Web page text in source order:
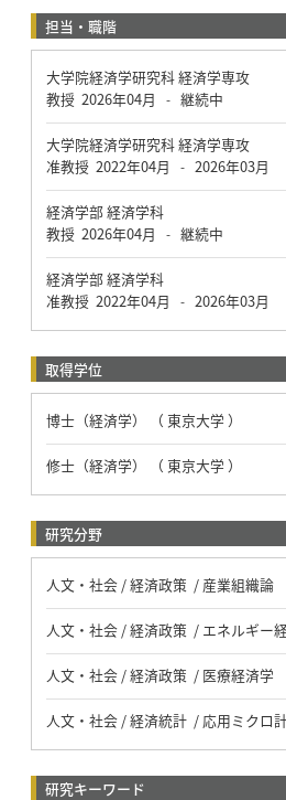
担当・職階
大学院経済学研究科 経済学専攻
教授 2026年04月 - 継続中
大学院経済学研究科 経済学専攻
准教授 2022年04月 - 2026年03月
経済学部 経済学科
教授 2026年04月 - 継続中
経済学部 経済学科
准教授 2022年04月 - 2026年03月
取得学位
博士（経済学） （ 東京大学 ）
修士（経済学） （ 東京大学 ）
研究分野
人文・社会 / 経済政策 / 産業組織論
人文・社会 / 経済政策 / エネルギー
人文・社会 / 経済政策 / 医療経済学
人文・社会 / 経済統計 / 応用ミクロ
研究キーワード